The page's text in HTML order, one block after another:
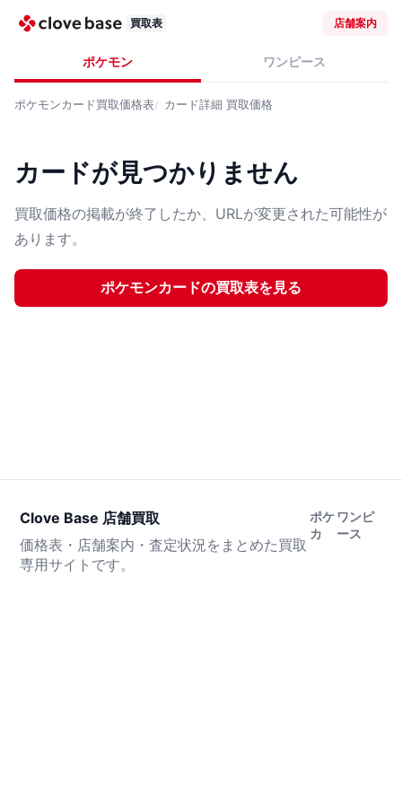
買取表 店舗案内
ポケモン ワンピース
ポケモンカード買取価格表 カード詳細 買取価格
カードが見つかりません
買取価格の掲載が終了したか、URLが変更された可能性が
あります。
ポケモンカードの買取表を見る
Clove Base 店舗買取
価格表・店舗案内・査定状況をまとめた買取
専用サイトです。
ポケ
カ
ワンピ
ース